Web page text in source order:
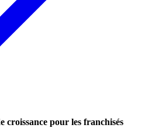
croissance pour les franchisés